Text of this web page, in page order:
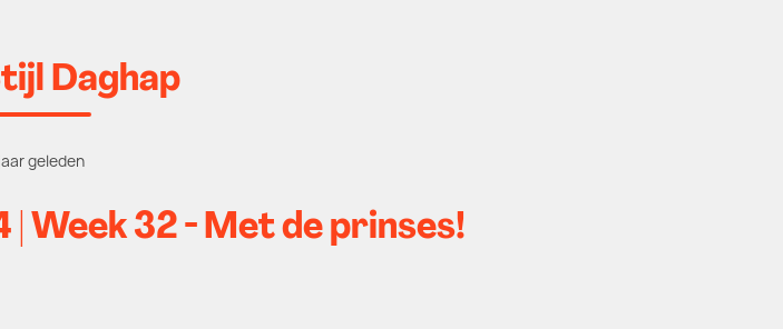
Daghap
geleden
Week 32 - Met de prinses!